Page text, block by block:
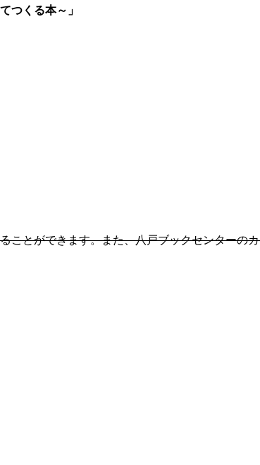
つくる本～」
ことができます。また、八戸ブックセンターの